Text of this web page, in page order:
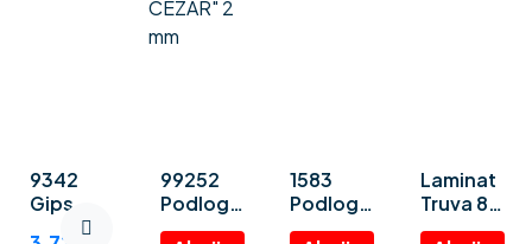
9342
Gips
ploča
99252
Podloga
za
1583
Podloga
za
Laminat
Truva 8
mm